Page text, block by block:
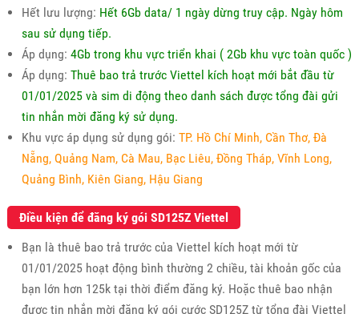
Hết lưu lượng: Hết 6Gb data/ 1 ngày dừng truy cập. Ngày hôm
sau sử dụng tiếp.
Áp dụng: 4Gb trong khu vực triển khai ( 2Gb khu vực toàn quốc )
Áp dụng: Thuê bao trả trước Viettel kích hoạt mới bắt đầu từ
01/01/2025 và sim di động theo danh sách được tổng đài gửi
tin nhắn mời đăng ký sử dụng.
Khu vực áp dụng sử dụng gói: TP. Hồ Chí Minh, Cần Thơ, Đà
Nẵng, Quảng Nam, Cà Mau, Bạc Liêu, Đồng Tháp, Vĩnh Long,
Quảng Bình, Kiên Giang, Hậu Giang
Điều kiện để đăng ký gói SD125Z Viettel
Bạn là thuê bao trả trước của Viettel kích hoạt mới từ
01/01/2025 hoạt động bình thường 2 chiều, tài khoản gốc của
bạn lớn hơn 125k tại thời điểm đăng ký. Hoặc thuê bao nhận
được tin nhắn mời đăng ký gói cước SD125Z từ tổng đài Viettel